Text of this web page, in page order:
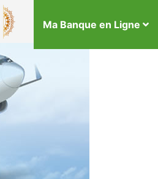
Ma Banque en Ligne